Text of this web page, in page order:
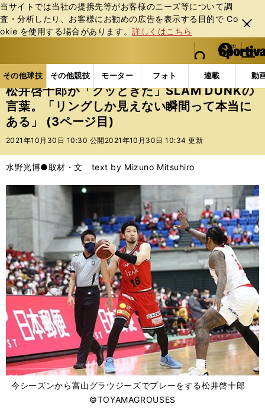
当サイトでは当社の提携先等がお客様のニーズ等について調
査・分析したり、お客様にお勧めの広告を表⽰する⽬的で Co
okie を使⽤する場合があります。詳しくはこちら
閉じ
る
web Sportiva (webスポルティーバ)
検索
マイペ
ー
ジ
メニュ
その他球技 その他競技 モーター フォト 連載 動
ス
ポ
ル
テ
ー
バ
その他球技の記事一覧 バスケットボール 国内バス
松井啓十郎が「グッときた」SLAM DUNKの
言葉。「リングしか見えない瞬間って本当に
ある」 (3ページ目)
2021年10月30日 10:30 公開 2021年10月30日 10:34 更新
水野光博●取材・文 text by Mizuno Mitsuhiro
今シーズンから富山グラウジーズでプレーをする松井啓十郎
©️TOYAMAGROUSES